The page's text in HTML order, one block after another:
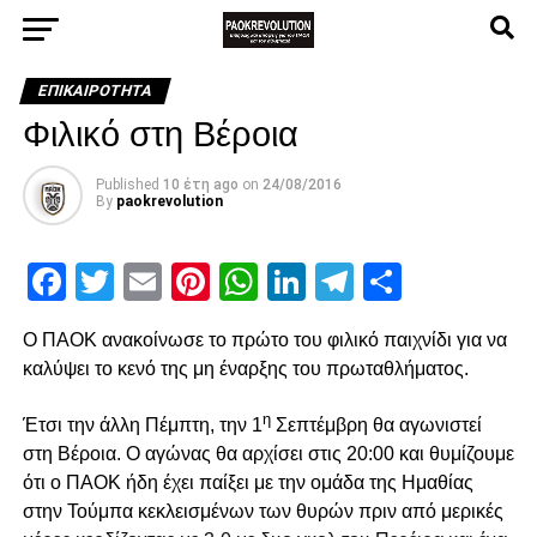
ΕΠΙΚΑΙΡΌΤΗΤΑ
Φιλικό στη Βέροια
Published 10 έτη ago on 24/08/2016
By paokrevolution
Facebook
Twitter
EmailPinterest
WhatsApp
LinkedIn
Telegram
Ο ΠΑΟΚ ανακοίνωσε το πρώτο του φιλικό παιχνίδι για να
καλύψει το κενό της μη έναρξης του πρωταθλήματος.
Έτσι την άλλη Πέμπτη, την 1ηΣεπτέμβρη θα αγωνιστεί
στη Βέροια. Ο αγώνας θα αρχίσει στις 20:00 και θυμίζουμε
ότι ο ΠΑΟΚ ήδη έχει παίξει με την ομάδα της Ημαθίας
στην Τούμπα κεκλεισμένων των θυρών πριν από μερικές